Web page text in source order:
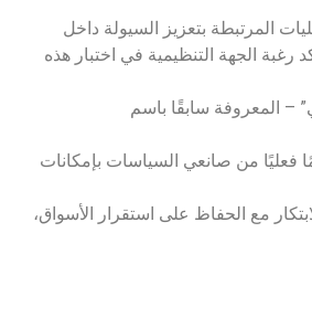
المرتبطة بتعزيز السيولة داخل
الجهة التنظيمية في اختبار هذه
– المعروفة سابقًا باسم
فعليًا من صانعي السياسات بإمكانات
مع الحفاظ على استقرار الأسواق،